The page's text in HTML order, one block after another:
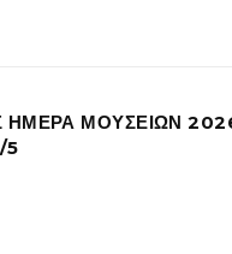
ΗΜΕΡΑ ΜΟΥΣΕΙΩΝ
5